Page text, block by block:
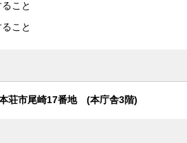
こと
こと
荘市尾崎17番地 (本庁舎3階)